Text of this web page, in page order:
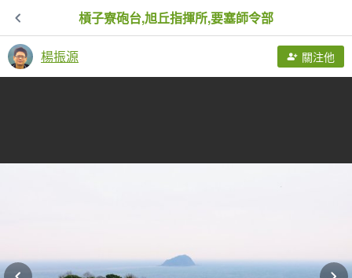
槓子寮砲台,旭丘指揮所,要塞師令部
楊振源 關注他